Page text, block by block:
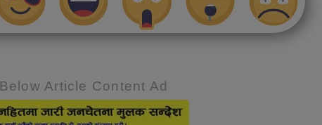
Below Article Content Ad